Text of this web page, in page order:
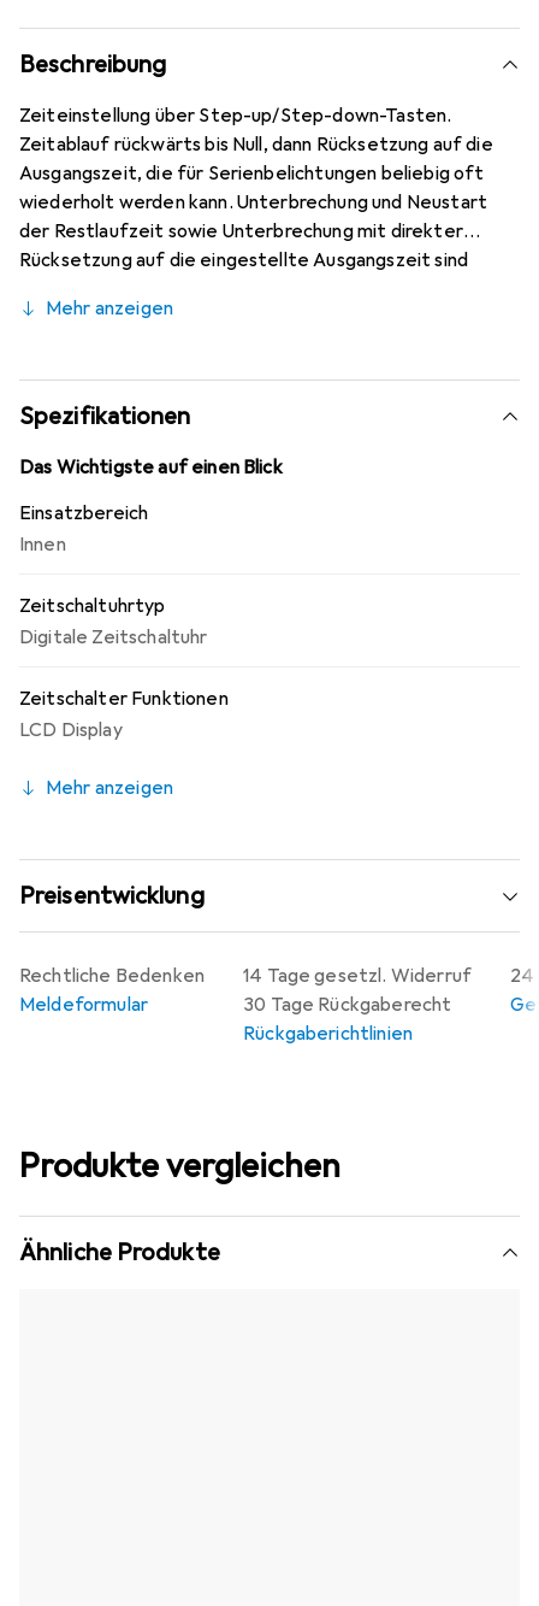
Beschreibung
Zeiteinstellung über Step-up/Step-down-Tasten.
Zeitablauf rückwärts bis Null, dann Rücksetzung auf die
Ausgangszeit, die für Serienbelichtungen beliebig oft
wiederholt werden kann. Unterbrechung und Neustart
der Restlaufzeit sowie Unterbrechung mit direkter
Rücksetzung auf die eingestellte Ausgangszeit sind
Dunkeln gut zu erfühlende Drucktasten.
Mehr anzeigen
Spezifikationen
Das Wichtigste auf einen Blick
Einsatzbereich
Innen
Zeitschaltuhrtyp
Digitale Zeitschaltuhr
Zeitschalter Funktionen
LCD Display
Mehr anzeigen
Preisentwicklung
14 Tage gesetzl. Widerruf
30 Tage Rückgaberecht
Rückgaberichtlinien
24
Rechtliche Bedenken
Meldeformular
Produkte vergleichen
Ähnliche Produkte